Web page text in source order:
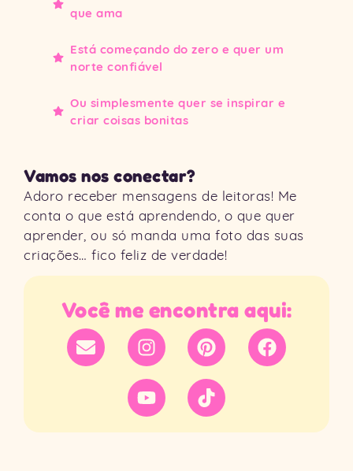
que ama
Está começando do zero e quer um
norte confiável
Ou simplesmente quer se inspirar e
criar coisas bonitas
Vamos nos conectar?
Adoro receber mensagens de leitoras! Me
conta o que está aprendendo, o que quer
aprender, ou só manda uma foto das suas
criações… fico feliz de verdade!
Você me encontra aqui: